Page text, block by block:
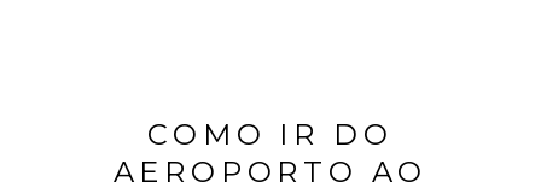
COMO IR DO
AEROPORTO AO